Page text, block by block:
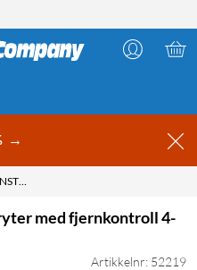
→
CLEVERIO MINI-FJERNSTRØMBRYTER MED FJERNKONTROLL 4-PK
med fjernkontroll 4-
Artikkelnr: 52219